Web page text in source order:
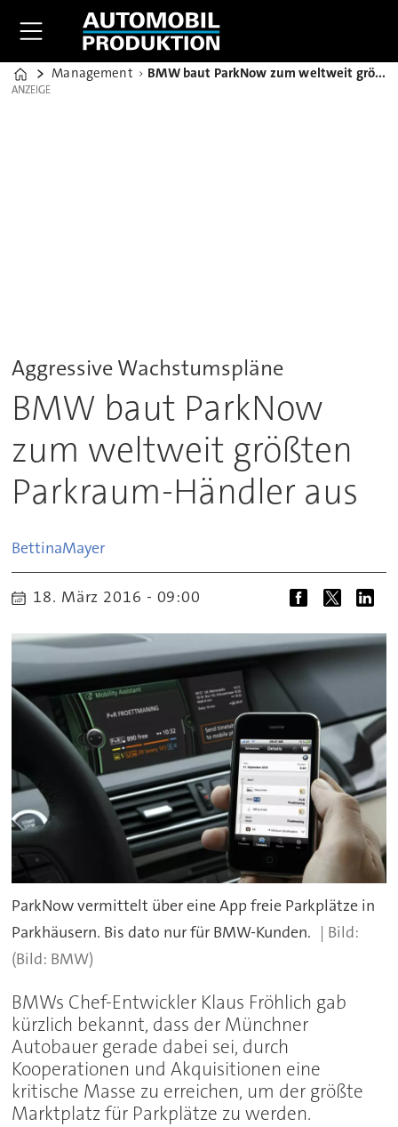
Home
Management BMW baut ParkNow zum weltweit größten Parkraum-Händler aus
ANZEIGE
ANZEIGE
Aggressive Wachstumspläne
BMW baut ParkNow
zum weltweit größten
Parkraum-Händler aus
BettinaMayer
18. März 2016 - 09:00
ParkNow vermittelt über eine App freie Parkplätze in
Parkhäusern. Bis dato nur für BMW-Kunden.
(Bild: BMW)
BMWs Chef-Entwickler Klaus Fröhlich gab
kürzlich bekannt, dass der Münchner
Autobauer gerade dabei sei, durch
Kooperationen und Akquisitionen eine
kritische Masse zu erreichen, um der größte
Marktplatz für Parkplätze zu werden.